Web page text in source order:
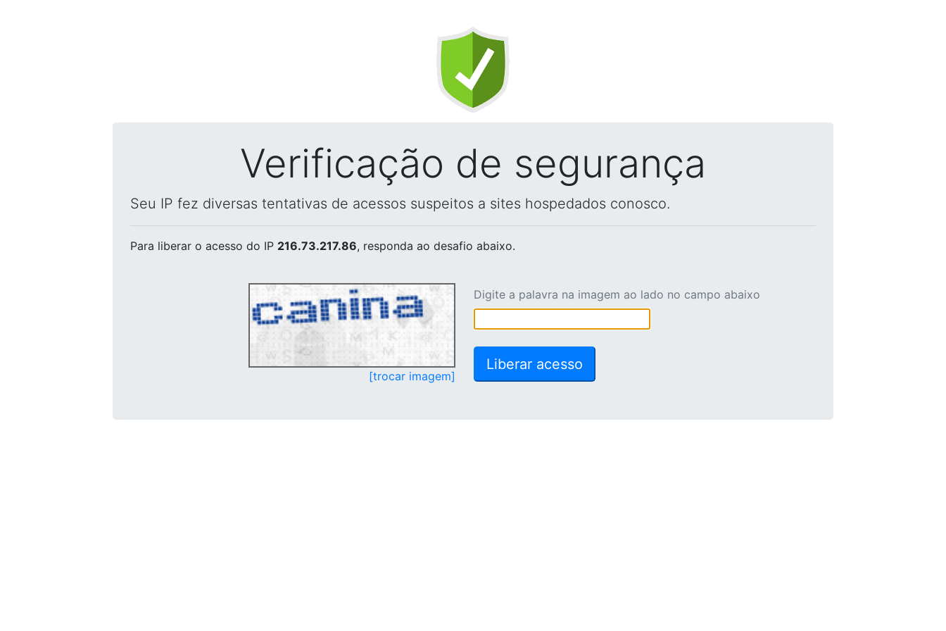
Verificação de segurança
Seu IP fez diversas tentativas de acessos suspeitos a sites hospedados conosco.
Para liberar o acesso do IP 216.73.217.86, responda ao desafio abaixo.
[trocar imagem]
Digite a palavra na imagem ao lado no campo abaixo